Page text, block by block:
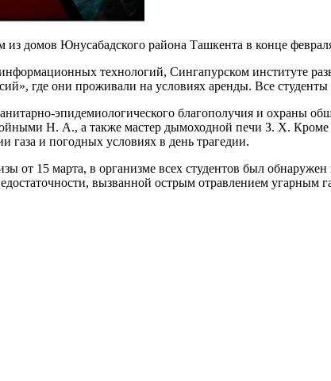
из домов Юнусабадского района Ташкента в конце
технологий, Сингапурском институте
где они проживали на условиях аренды. Все
эпидемиологического благополучия и охраны
Н. А., а также мастер дымоходной печи З. Х. Кроме
и погодных условиях в день трагедии.
от 15 марта, в организме всех студентов был
вызванной острым отравлением угарным